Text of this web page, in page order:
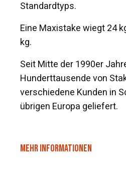
Standardtyps.
Eine Maxistake wiegt 24
kg.
Seit Mitte der 1990er
Hunderttausende von
verschiedene Kunden in
übrigen Europa geliefert.
MEHR INFORMATIONEN